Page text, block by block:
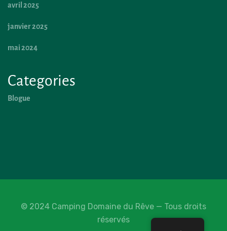
avril 2025
janvier 2025
mai 2024
Categories
Blogue
© 2024 Camping Domaine du Rêve — Tous droits
réservés